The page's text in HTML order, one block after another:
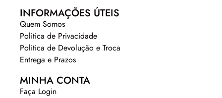
INFORMAÇÕES ÚTEIS
Quem Somos
Politica de Privacidade
Politica de Devolução e Troca
Entrega e Prazos
MINHA CONTA
Faça Login